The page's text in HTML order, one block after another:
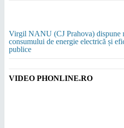
Virgil NANU (CJ Prahova) dispune
consumului de energie electrică și
publice
VIDEO PHONLINE.RO